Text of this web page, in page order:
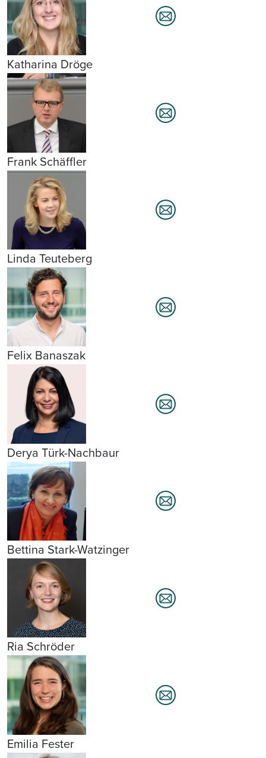
Katharina Dröge
Frank Schäffler
Linda Teuteberg
Felix Banaszak
Derya Türk-Nachbaur
Bettina Stark-Watzinger
Ria Schröder
Emilia Fester